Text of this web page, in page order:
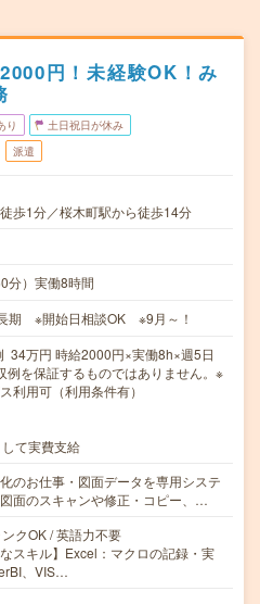
円！未経験OK！み
り 土日祝日が休み
派遣
歩1分／桜木町駅から徒歩14分
分）実働8時間
期 ※開始日相談OK ※9月～！
万円 時給2000円×実働8h×週5日
を保証するものではありません。※
利用可（利用条件有）
て実費支給
のお仕事・図面データを専用システ
面のスキャンや修正・コピー、…
クOK / 英語力不要
スキル】Excel：マクロの記録・実
、VIS…